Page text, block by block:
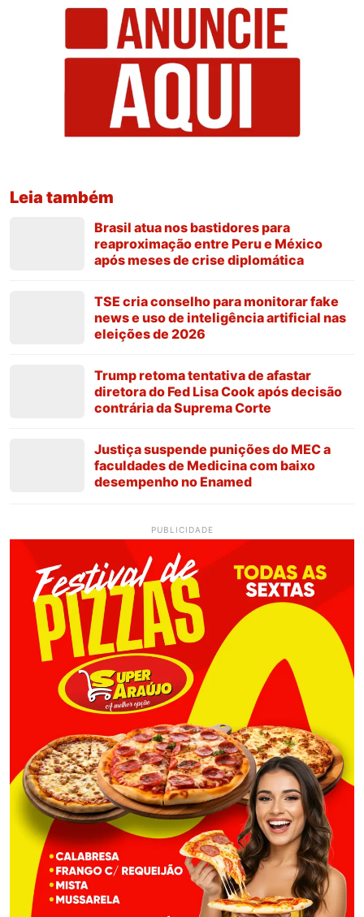
Leia também
Brasil atua nos bastidores para
reaproximação entre Peru e México
após meses de crise diplomática
TSE cria conselho para monitorar fake
news e uso de inteligência artificial nas
eleições de 2026
Trump retoma tentativa de afastar
diretora do Fed Lisa Cook após decisão
contrária da Suprema Corte
Justiça suspende punições do MEC a
faculdades de Medicina com baixo
desempenho no Enamed
PUBLICIDADE